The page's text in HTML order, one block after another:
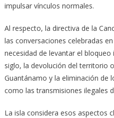
impulsar vínculos normales.
Al respecto, la directiva de la
las conversaciones celebradas
necesidad de levantar el
siglo, la devolución del territorio
Guantánamo y la eliminación de
como las transmisiones ilegales
La isla considera esos aspectos